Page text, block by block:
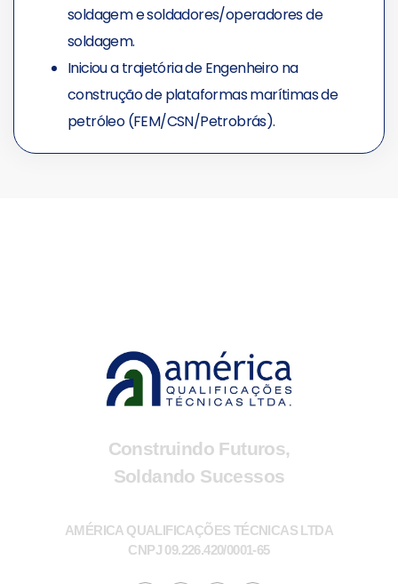
soldagem e soldadores/operadores de
soldagem.
Iniciou a trajetória de Engenheiro na
construção de plataformas marítimas de
petróleo (FEM/CSN/Petrobrás).
Construindo Futuros,
Soldando Sucessos
AMÉRICA QUALIFICAÇÕES TÉCNICAS LTDA
CNPJ 09.226.420/0001-65